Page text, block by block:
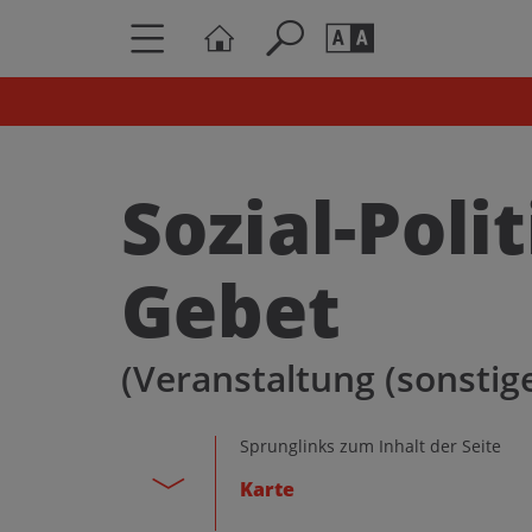
AA
Sozial-
Gebet
(Veranstaltung
Sprunglinks zum Inhalt der Seite
Karte